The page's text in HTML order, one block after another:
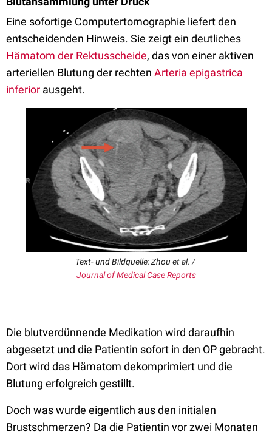
Eine sofortige Computertomographie liefert den
entscheidenden Hinweis. Sie zeigt ein deutliches
Hämatom der Rektusscheide, das von einer aktiven
arteriellen Blutung der rechten Arteria epigastrica
inferior ausgeht.
Text- und Bildquelle: Zhou et al. /
Journal of Medical Case Reports
Die blutverdünnende Medikation wird daraufhin
abgesetzt und die Patientin sofort in den OP gebracht.
Dort wird das Hämatom dekomprimiert und die
Blutung erfolgreich gestillt.
Doch was wurde eigentlich aus den initialen
Brustschmerzen? Da die Patientin vor zwei Monaten